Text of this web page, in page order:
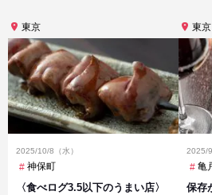
東京
2025/10/8（水）
神保町
〈食べログ3.5以下のうまい店〉
東京
2025/
亀
保存